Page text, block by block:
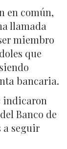
en común,
llamada
miembro
que
bancaria.
indicaron
Banco de
a seguir